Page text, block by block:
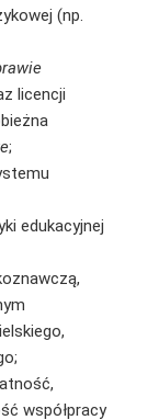
(np.
licencji
;
edukacyjnej
współpracy